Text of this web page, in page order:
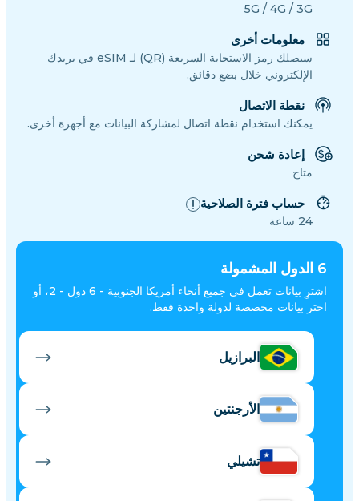
6 الدول المشمولة
اشترِ بيانات تعمل في جميع أنحاء أمريكا الجنوبية - 6 دول - 2، أو
اختر بيانات مخصصة لدولة واحدة فقط.
البرازيل
الأرجنتين
تشيلي
5G / 4G / 3G
معلومات أخرى
سيصلك رمز الاستجابة السريعة (QR) لـ eSIM في بريدك
الإلكتروني خلال بضع دقائق.
نقطة الاتصال
يمكنك استخدام نقطة اتصال لمشاركة البيانات مع أجهزة أخرى.
إعادة شحن
متاح
حساب فترة الصلاحية
24 ساعة